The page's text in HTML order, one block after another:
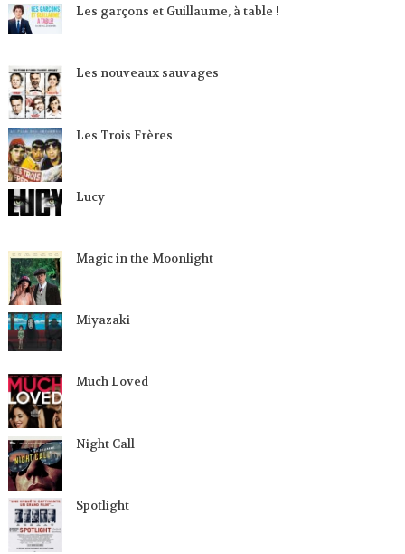
Les garçons et Guillaume, à table !
Les nouveaux sauvages
Les Trois Frères
Lucy
Magic in the Moonlight
Miyazaki
Much Loved
Night Call
Spotlight